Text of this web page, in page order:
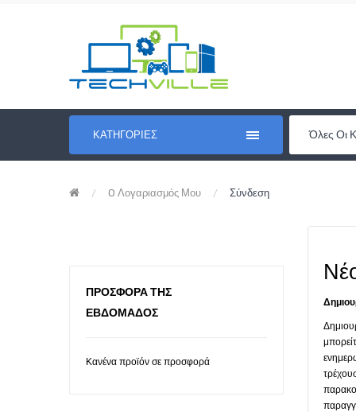
ΚΑΤΗΓΟΡΊΕΣ Όλες Οι
O Λογαριασμός Μου Σύνδεση
ΠΡΟΣΦΟΡΆ ΤΗΣ
ΕΒΔΟΜΆΔΟΣ
Κανένα προϊόν σε προσφορά